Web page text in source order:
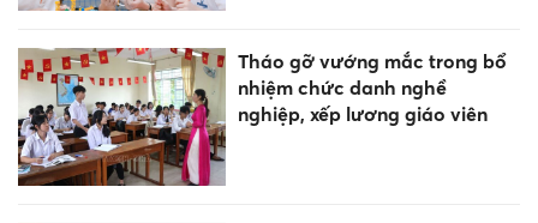
Tháo gỡ vướng mắc trong bổ
nhiệm chức danh nghề
nghiệp, xếp lương giáo viên